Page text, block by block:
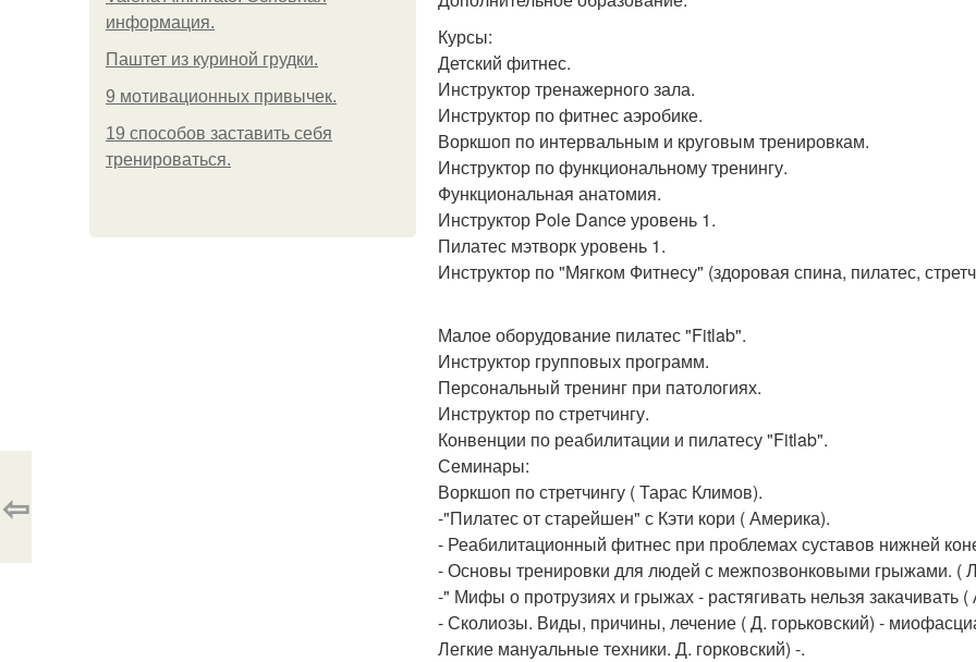
информация.
Паштет из куриной грудки.
9 мотивационных привычек.
19 способов заставить себя
тренироваться.
Курсы:
Детский фитнес.
Инструктор тренажерного зала.
Инструктор по фитнес аэробике.
Воркшоп по интервальным и круговым тренировкам.
Инструктор по функциональному тренингу.
Функциональная анатомия.
Инструктор Pole Dance уровень 1.
Пилатес мэтворк уровень 1.
Инструктор по "Мягком Фитнесу" (здоровая спина, пилатес,
Малое оборудование пилатес "Fitlab".
Инструктор групповых программ.
Персональный тренинг при патологиях.
Инструктор по стретчингу.
Конвенции по реабилитации и пилатесу "Fitlab".
Семинары:
Воркшоп по стретчингу ( Тарас Климов).
-"Пилатес от старейшен" с Кэти кори ( Америка).
- Реабилитационный фитнес при проблемах суставов нижней
- Основы тренировки для людей с межпозвонковыми грыжами. (
-" Мифы о протрузиях и грыжах - растягивать нельзя закачивать
- Сколиозы. Виды, причины, лечение ( Д. горьковский) -
Легкие мануальные техники. Д. горковский) -.
⇦